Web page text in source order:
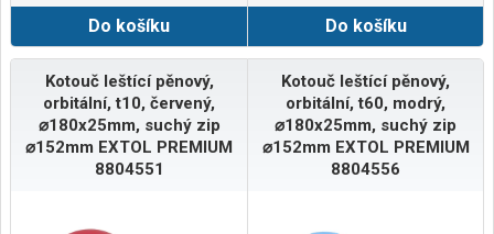
Do košíku
Do košíku
Kotouč leštící pěnový,
orbitální, t10, červený,
⌀180x25mm, suchý zip
⌀152mm EXTOL PREMIUM
8804551
Kotouč leštící pěnový,
orbitální, t60, modrý,
⌀180x25mm, suchý zip
⌀152mm EXTOL PREMIUM
8804556